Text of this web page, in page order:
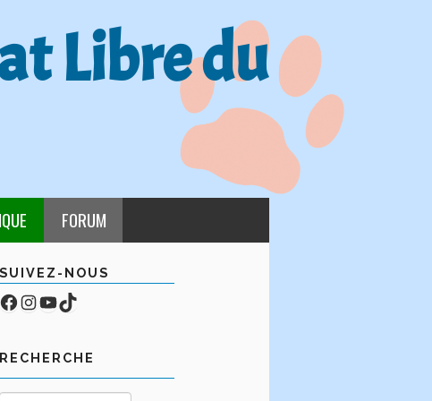
Libre du
FORUM
SUIVEZ-NOUS
Facebook
Compte Instagram
YouTube
TikTok
RECHERCHE